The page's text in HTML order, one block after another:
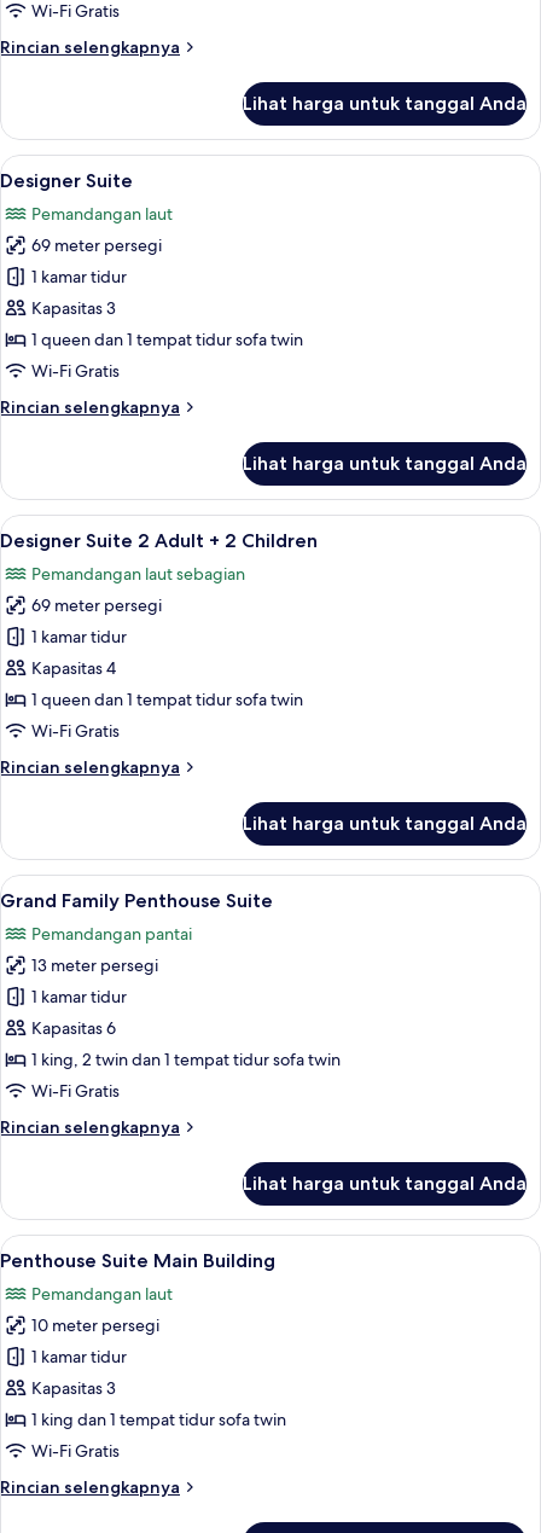
Twin
Deluks,
akses
kolam
renang,
pemandangan
kolam
renang
Wi-Fi Gratis
Rincian selengkapnya
Rincian
Kamar
Double
atau
Deluks,
akses
ke
kolam
renang,
pemandangan
kolam
renang
Lihat harga untuk tanggal Anda
Lihat
semua
foto
untuk
Designer
Suite
7
Designer Suite
Pemandangan laut
69 meter persegi
1 kamar tidur
Kapasitas 3
1 queen dan 1 tempat tidur sofa twin
Wi-Fi Gratis
Rincian selengkapnya
Rincian
Designer
Suite
Lihat harga untuk tanggal Anda
Lihat
semua
foto
untuk
Designer
Suite
2
Adult
2
7
Designer Suite 2 Adult + 2 Children
Pemandangan laut sebagian
69 meter persegi
1 kamar tidur
Kapasitas 4
1 queen dan 1 tempat tidur sofa twin
Wi-Fi Gratis
Rincian selengkapnya
Rincian
Designer
Suite
2
+
2
Children
Lihat harga untuk tanggal Anda
Lihat
semua
foto
untuk
Grand
Family
Penthouse
Suite
Minibar gratis, brankas, meja kerja,
6
Grand Family Penthouse Suite
Pemandangan pantai
13 meter persegi
1 kamar tidur
Kapasitas 6
1 king, 2 twin dan 1 tempat tidur sofa twin
Wi-Fi Gratis
Rincian selengkapnya
Rincian
Grand
Family
Penthouse
Lihat harga untuk tanggal Anda
Lihat
semua
foto
untuk
Penthouse
Suite
Main
Building
Minibar gratis, brankas, meja kerja,
6
Penthouse Suite Main Building
Pemandangan laut
10 meter persegi
1 kamar tidur
Kapasitas 3
1 king dan 1 tempat tidur sofa twin
Wi-Fi Gratis
Rincian selengkapnya
Rincian